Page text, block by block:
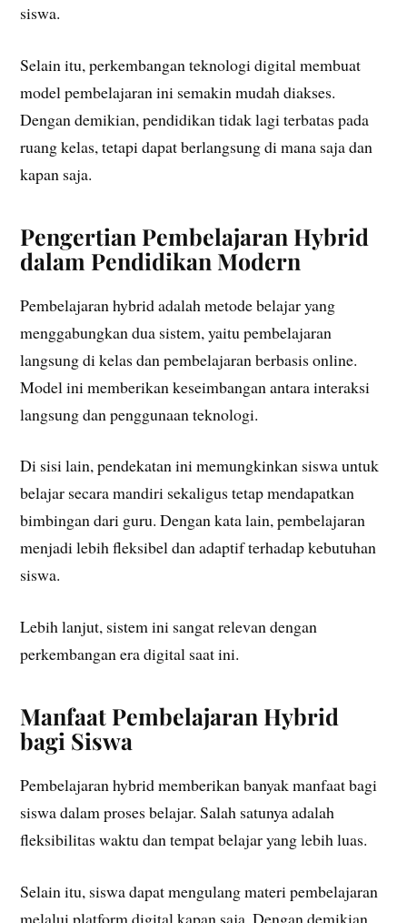
siswa.
Selain itu, perkembangan teknologi digital membuat
model pembelajaran ini semakin mudah diakses.
Dengan demikian, pendidikan tidak lagi terbatas pada
ruang kelas, tetapi dapat berlangsung di mana saja dan
kapan saja.
Pengertian Pembelajaran Hybrid
dalam Pendidikan Modern
Pembelajaran hybrid adalah metode belajar yang
menggabungkan dua sistem, yaitu pembelajaran
langsung di kelas dan pembelajaran berbasis online.
Model ini memberikan keseimbangan antara interaksi
langsung dan penggunaan teknologi.
Di sisi lain, pendekatan ini memungkinkan siswa untuk
belajar secara mandiri sekaligus tetap mendapatkan
bimbingan dari guru. Dengan kata lain, pembelajaran
menjadi lebih fleksibel dan adaptif terhadap kebutuhan
siswa.
Lebih lanjut, sistem ini sangat relevan dengan
perkembangan era digital saat ini.
Manfaat Pembelajaran Hybrid
bagi Siswa
Pembelajaran hybrid memberikan banyak manfaat bagi
siswa dalam proses belajar. Salah satunya adalah
fleksibilitas waktu dan tempat belajar yang lebih luas.
Selain itu, siswa dapat mengulang materi pembelajaran
melalui platform digital kapan saja. Dengan demikian,